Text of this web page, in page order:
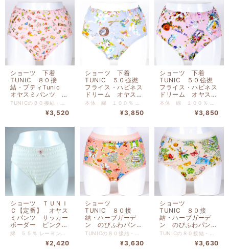
ショーツ 下着
TUNIC ８０接
結・プティTunic
オヤスミパンツ ピ
ンク サイズM
¥3,520
ショーツ 下着
TUNIC ５０強撚
フライス・ハピネス
ドリーム オヤスミ
パンツ グレー サ
¥3,850
ショーツ 下着
TUNIC ５０強撚
フライス・ハピネス
ドリーム オヤスミ
パンツ ピンク サ
¥3,850
ショーツ ＴＵＮＩ
Ｃ【定番】 オヤス
ミパンツ サッカー
ボーダー ピンク
M 1101M-A
綿 ５５％ レーヨン ４４％ ポリウレタン １％ 【サイズM】 ヒップ８５ｃｍ-９３ｃｍ
¥2,420
ショーツ
TUNIC ８０接
結・ハーブガーデ
ン のびふわパン
ツ オレンジ サイ
ズM 1450M-B
TUNICの８０接結・ハーブガーデン のびふわパンツ オレンジ サイズM です。 ぴったりとした肌触りでリゾートでリラックスしている 気分に浸れるショーツです。 本体 綿 １００％ 別布 綿 １００％ レース部分 ナイロン ポリウレタン 【サイズM】 ヒップ８５ｃｍ-９３ｃｍ
¥3,630
ショーツ
TUNIC ８０接
結・ハーブガーデ
ン のびふわパン
ツ ベージュ サイ
ズM 1450M-A
TUNICの８０接結・ハーブガーデン のびふわパンツ ベージュ サイズM です。 ぴったりとした肌触りでリゾートでリラックスしている 気分に浸れるショーツです。 本体 綿 １００％ 別布 綿 １００％ レース部分 ナイロン ポリウレタン 【サイズM】 ヒップ８５ｃｍ-９３ｃｍ
¥3,630